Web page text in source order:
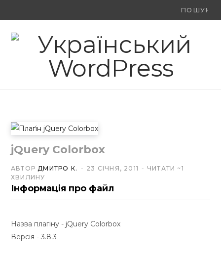
Ви
F X
(
)
Y
o
jQuery Colorbox
АВТОРДМИТРО К. 23 СІЧНЯ, 2011
ЧИТАТИ ~1
ХВИЛИНУ
Інформація про файл
Назва плагіну - jQuery Colorbox
Версія - 3.8.3